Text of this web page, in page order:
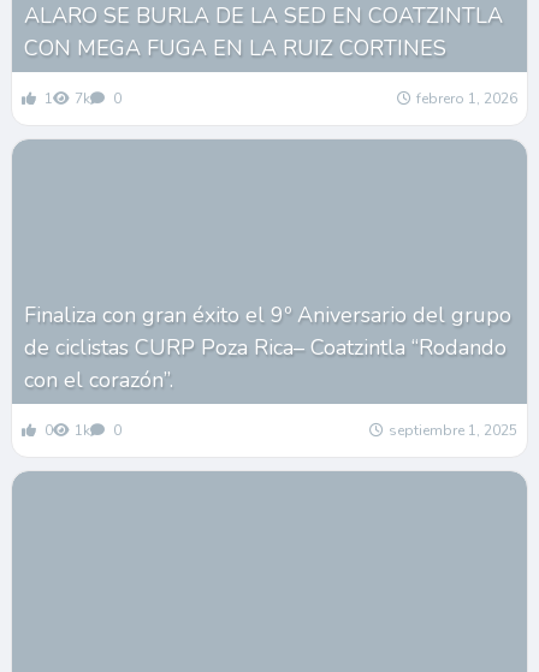
ALARO SE BURLA DE LA SED EN COATZINTLA
CON MEGA FUGA EN LA RUIZ CORTINES
1 7k 0 febrero 1, 2026
Finaliza con gran éxito el 9º Aniversario del grupo
de ciclistas CURP Poza Rica– Coatzintla “Rodando
con el corazón”.
0 1k 0 septiembre 1, 2025